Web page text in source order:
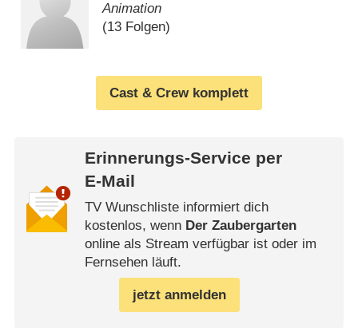
Animation
(13 Folgen)
Cast & Crew komplett
Erinnerungs-Service per
E-Mail
TV Wunschliste informiert dich
kostenlos, wenn Der Zaubergarten
online als Stream verfügbar ist oder im
Fernsehen läuft.
jetzt anmelden